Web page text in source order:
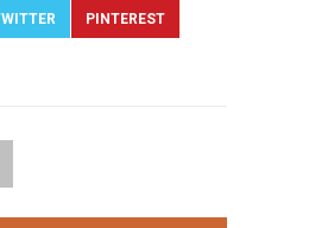
PINTEREST